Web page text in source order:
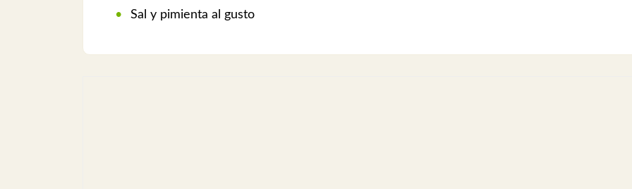
Sal y pimienta al gusto